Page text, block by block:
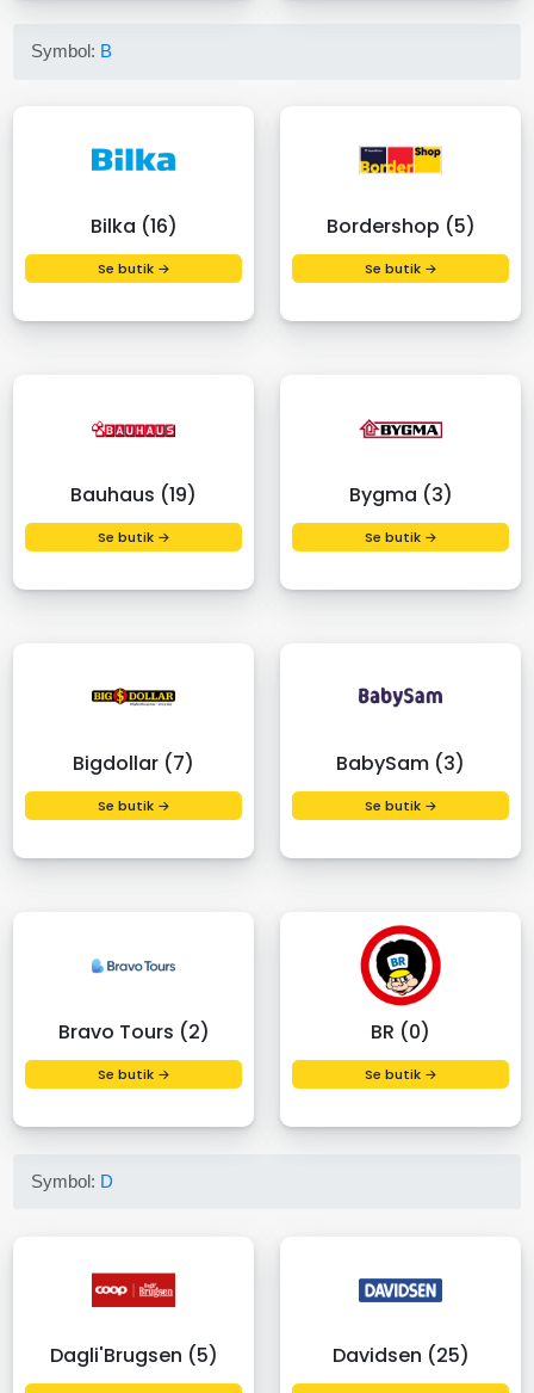
Symbol: B
Bilka (16)
Se butik →
Bordershop (5)
Se butik →
Bauhaus (19)
Se butik →
Bygma (3)
Se butik →
Bigdollar (7)
Se butik →
BabySam (3)
Se butik →
Bravo Tours (2)
Se butik →
BR (0)
Se butik →
Symbol: D
Dagli'Brugsen (5) Davidsen (25)